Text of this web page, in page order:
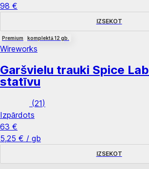
98 €
IZSEKOT
Premium komplektā 12 gb.
Wireworks
Garšvielu trauki Spice Lab
statīvu
(21)
Izpārdots
63 €
5,25 € / gb
IZSEKOT